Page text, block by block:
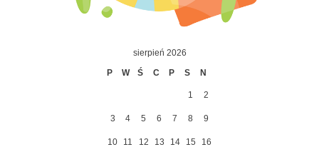
sierpień 2026
P
W Ś C P S N
1 2
3 4 5 6 7 8 9
10 11 12 13 14 15 16